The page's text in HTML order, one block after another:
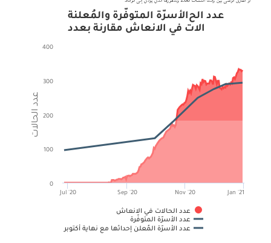
عدد الحالات
عدد الحالات في الانعاش مقارنة بعدد
الأسرّة المتوفّرة والمُعلنة
عدد الحالات في الانعاش
عدد الأسرّة المتوفّرة
عدد الأسرّة المُعلن إحداثها مع نهاية أكتوبر
Jul '20 Sep '20 Nov '20 Jan '21
0
100
200
300
400